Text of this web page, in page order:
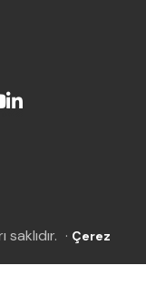
saklıdır. · Çerez